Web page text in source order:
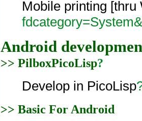
Mobile printing
Android
>> PilboxPicoLisp?
Develop in PicoLisp
>> Basic For Android